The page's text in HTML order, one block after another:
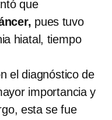
que
pues tuvo
hiatal, tiempo
el diagnóstico de
importancia y
esta se fue